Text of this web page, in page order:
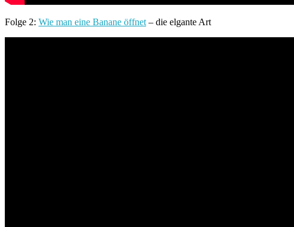
Folge 2: Wie man eine Banane öffnet – die elgante Art